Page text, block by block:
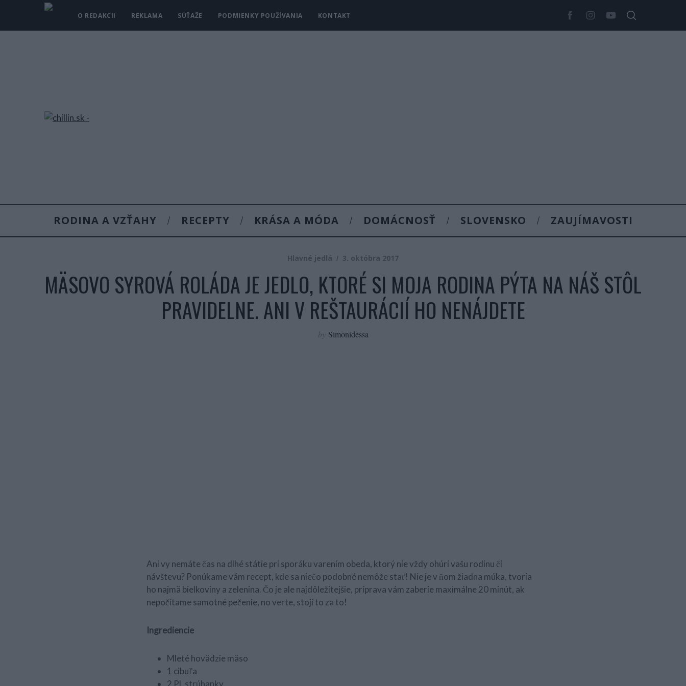
O REDAKCII REKLAMA SÚŤAŽE PODMIENKY POUŽÍVANIA KONTAKT
RODINA A VZŤAHY RECEPTY KRÁSA A MÓDA DOMÁCNOSŤ SLOVENSKO ZAUJÍMAVOSTI
Hlavné jedlá 3. októbra 2017
MÄSOVO SYROVÁ ROLÁDA JE JEDLO, KTORÉ SI MOJA RODINA PÝTA NA NÁŠ STÔL
PRAVIDELNE. ANI V REŠTAURÁCIÍ HO NENÁJDETE
by Simonidessa
Ani vy nemáte čas na dlhé státie pri sporáku varením obeda, ktorý nie vždy ohúri vašu rodinu či
návštevu? Ponúkame vám recept, kde sa niečo podobné nemôže stať! Nie je v ňom žiadna múka, tvoria
ho najmä bielkoviny a zelenina. Čo je ale najdôležitejšie, príprava vám zaberie maximálne 20 minút, ak
nepočítame samotné pečenie, no verte, stojí to za to!
Ingrediencie
Mleté hovädzie mäso
1 cibuľa
2 PL strúhanky